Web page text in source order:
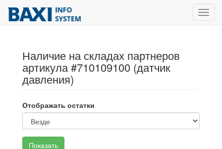
Наличие на складах партнеров
артикула #710109100 (датчик
давления)
Отображать остатки